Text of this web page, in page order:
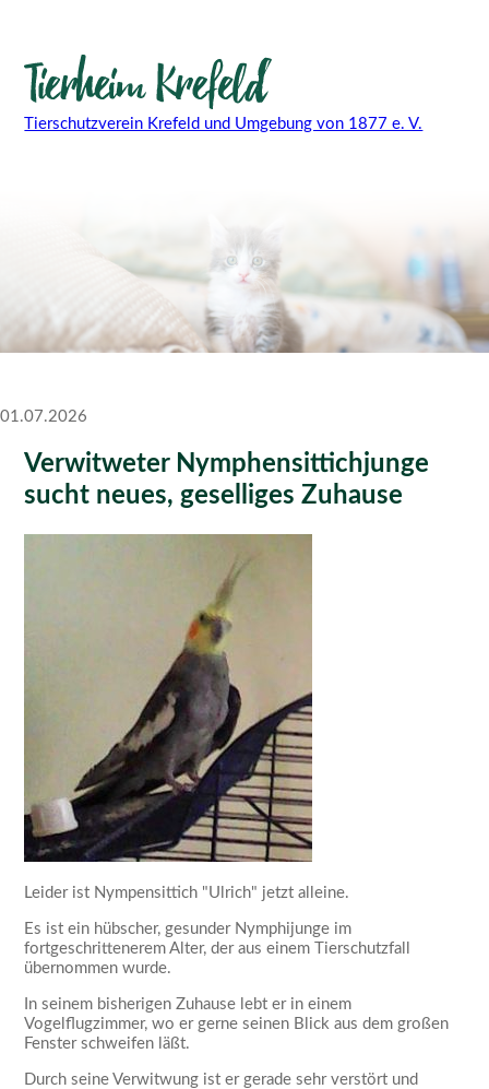
Tierschutzverein Krefeld und Umgebung von 1877 e. V.
01.07.2026
Verwitweter Nymphensittichjunge
sucht neues, geselliges Zuhause
Leider ist Nympensittich Ulrich jetzt alleine.
Es ist ein hübscher, gesunder Nymphijunge im
fortgeschrittenerem Alter, der aus einem Tierschutzfall
übernommen wurde.
In seinem bisherigen Zuhause lebt er in einem
Vogelflugzimmer, wo er gerne seinen Blick aus dem großen
Fenster schweifen läßt.
Durch seine Verwitwung ist er gerade sehr verstört und